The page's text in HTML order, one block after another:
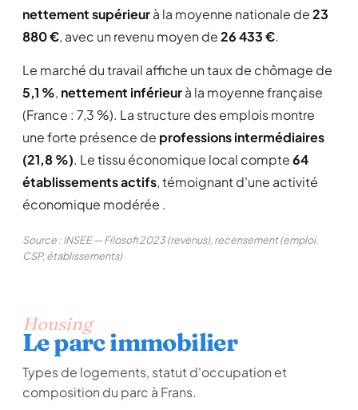
nettement supérieurà la moyenne nationale de23
880 €, avec un revenu moyen de26 433 €.
Le marché du travail affiche un taux de chômage de
5,1 %, nettement inférieurà la moyenne française
(France : 7,3 %). La structure des emplois montre
une forte présence de professions intermédiaires
(21,8 %). Le tissu économique local compte64
établissements actifs, témoignant d'une activité
économique modérée .
Source : INSEE — Filosofi 2023 (revenus), recensement (emploi,
CSP, établissements)
Housing
Le parc immobilier
Types de logements, statut d'occupation et
composition du parc à Frans.